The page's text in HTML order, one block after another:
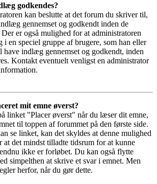
godkendes?
kan beslutte at det forum du skriver til,
gennemset og godkendt inden de
er også mulighed for at administratoren
i en speciel gruppe af brugere, som han eller
have indlæg gennemset og godkendt, inden
Kontakt eventuelt venligst en administrator
mit emne øverst?
linket "Placer øverst" når du læser dit emne,
til toppen af forummet på den første side.
se linket, kan det skyldes at denne mulighed
at det mindst tilladte tidsrum for at kunne
ikke er forløbet. Du kan også flytte
simpelthen at skrive et svar i emnet. Men
herfor, når du gør dette.